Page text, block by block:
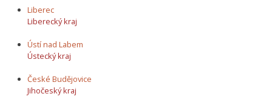
Liberec
Liberecký kraj
Ústí nad Labem
Ústecký kraj
České Budějovice
Jihočeský kraj